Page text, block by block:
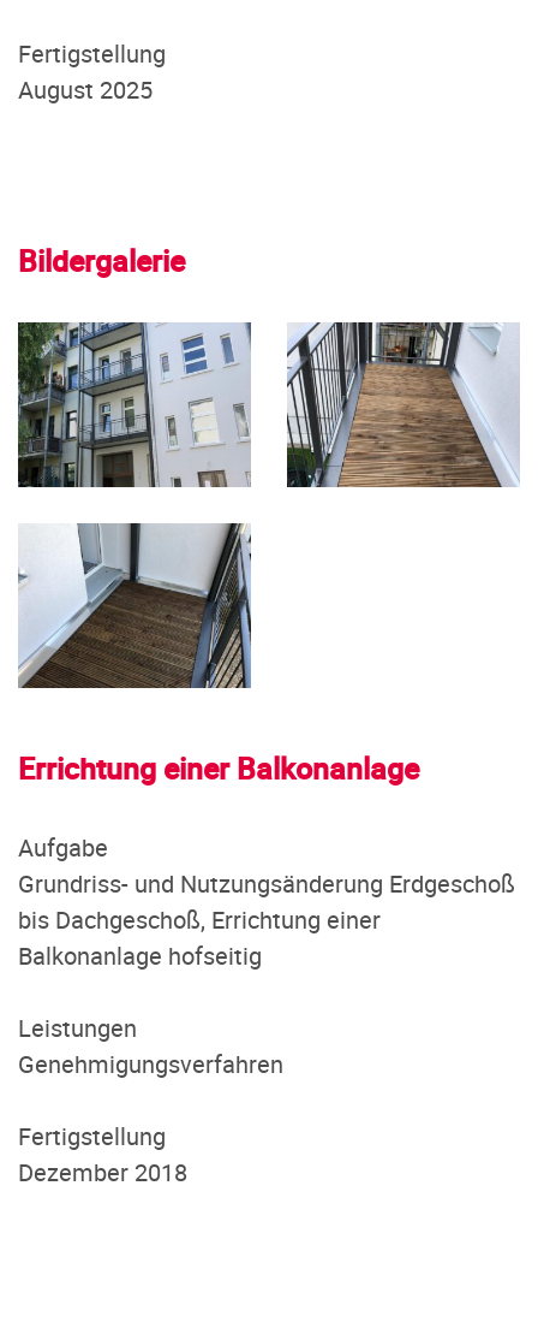
Fertigstellung
August 2025
Bildergalerie
Errichtung einer Balkonanlage
Aufgabe
Grundriss- und Nutzungsänderung Erdgeschoß
bis Dachgeschoß, Errichtung einer
Balkonanlage hofseitig
Leistungen
Genehmigungsverfahren
Fertigstellung
Dezember 2018